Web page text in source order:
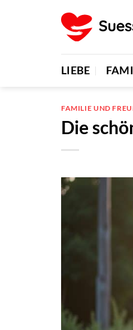
LIEBE
FAMILIE UND
Die